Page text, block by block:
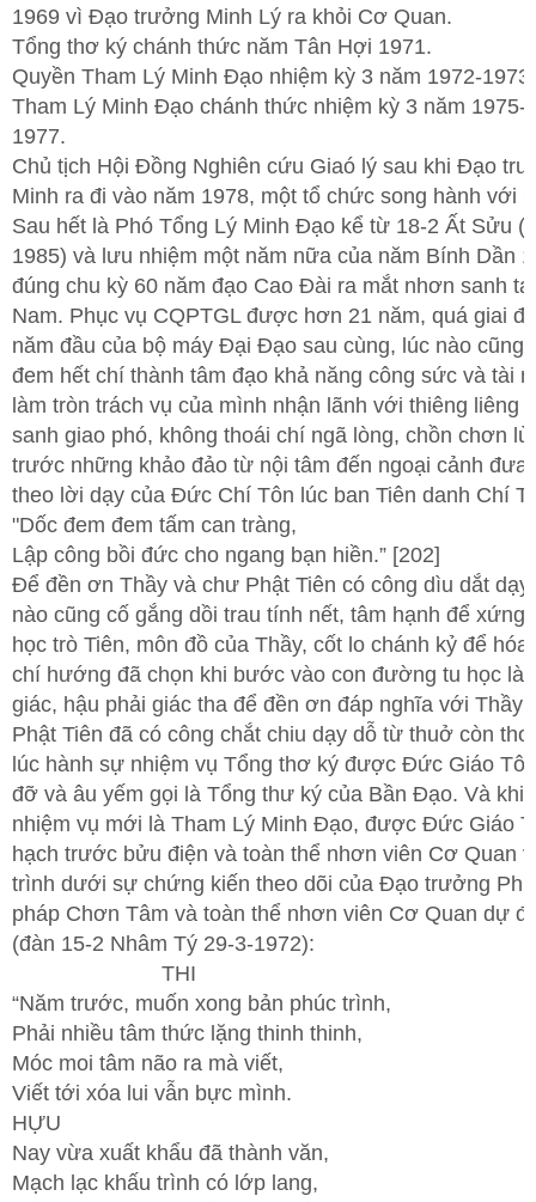
1969 vì Đạo trưởng Minh Lý ra khỏi Cơ Quan.
Tổng thơ ký chánh thức năm Tân Hợi 1971.
Quyền Tham Lý Minh Đạo nhiệm kỳ 3 năm 1972-
Tham Lý Minh Đạo chánh thức nhiệm kỳ 3 năm 1975-
1977.
Chủ tịch Hội Đồng Nghiên cứu Giaó lý sau khi Đạo
Minh ra đi vào năm 1978, một tổ chức song hành với
Sau hết là Phó Tổng Lý Minh Đạo kể từ 18-2 Ất Sửu
1985) và lưu nhiệm một năm nữa của năm Bính Dần
đúng chu kỳ 60 năm đạo Cao Đài ra mắt nhơn sanh
Nam. Phục vụ CQPTGL được hơn 21 năm, quá giai
năm đầu của bộ máy Đại Đạo sau cùng, lúc nào cũng
đem hết chí thành tâm đạo khả năng công sức và tài
làm tròn trách vụ của mình nhận lãnh với thiêng liêng
sanh giao phó, không thoái chí ngã lòng, chồn chơn
trước những khảo đảo từ nội tâm đến ngoại cảnh đưa
theo lời dạy của Đức Chí Tôn lúc ban Tiên danh Chí
"Dốc đem đem tấm can tràng,
Lập công bồi đức cho ngang bạn hiền.” [202]
Để đền ơn Thầy và chư Phật Tiên có công dìu dắt dạy
nào cũng cố gắng dồi trau tính nết, tâm hạnh để xứng
học trò Tiên, môn đồ của Thầy, cốt lo chánh kỷ để
chí hướng đã chọn khi bước vào con đường tu học là
giác, hậu phải giác tha để đền ơn đáp nghĩa với Thầy
Phật Tiên đã có công chắt chiu dạy dỗ từ thuở còn
lúc hành sự nhiệm vụ Tổng thơ ký được Đức Giáo
đỡ và âu yếm gọi là Tổng thư ký của Bần Đạo. Và khi
nhiệm vụ mới là Tham Lý Minh Đạo, được Đức Giáo
hạch trước bửu điện và toàn thể nhơn viên Cơ Quan
trình dưới sự chứng kiến theo dõi của Đạo trưởng
pháp Chơn Tâm và toàn thể nhơn viên Cơ Quan dự
(đàn 15-2 Nhâm Tý 29-3-1972):
THI
“Năm trước, muốn xong bản phúc trình,
Phải nhiều tâm thức lặng thinh thinh,
Móc moi tâm não ra mà viết,
Viết tới xóa lui vẫn bực mình.
HỰU
Nay vừa xuất khẩu đã thành văn,
Mạch lạc khấu trình có lớp lang,